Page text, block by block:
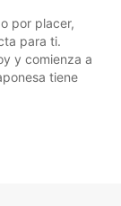
por placer,
para ti.
y comienza a
tiene